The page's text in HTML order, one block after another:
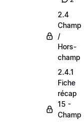
2.4
Champ
/
Hors-
champ
2.4.1
Fiche
récap
15 -
Champ